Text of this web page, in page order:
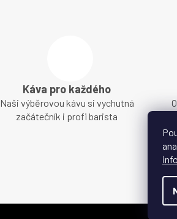
Káva pro každého
Naši výběrovou kávu si vychutná
začátečník i profi barista